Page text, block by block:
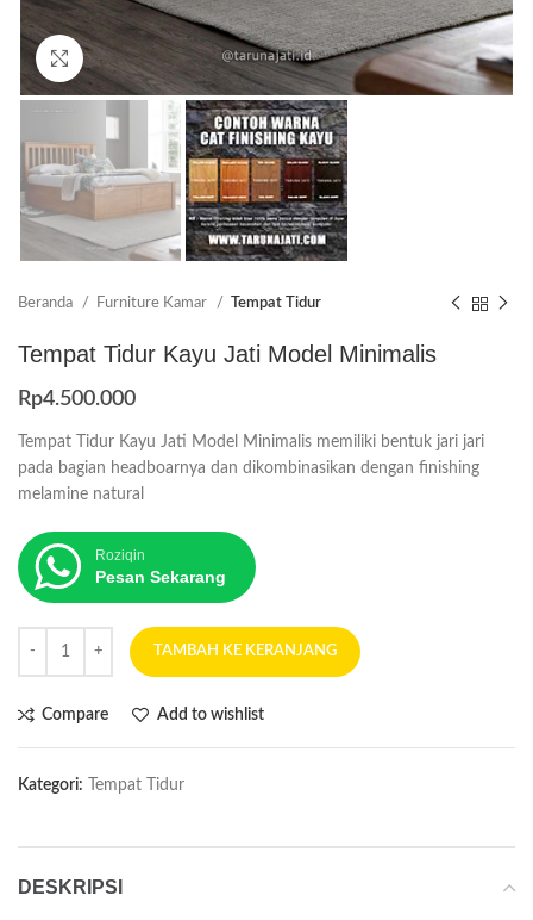
Click to enlarge
Beranda Furniture Kamar Tempat Tidur
Tempat Tidur Kayu Jati Model Minimalis
Rp4.500.000
Tempat Tidur Kayu Jati Model Minimalis memiliki bentuk jari jari
pada bagian headboarnya dan dikombinasikan dengan finishing
melamine natural
Roziqin
Pesan Sekarang
TAMBAH KE KERANJANG
Compare Add to wishlist
Kategori: Tempat Tidur
DESKRIPSI